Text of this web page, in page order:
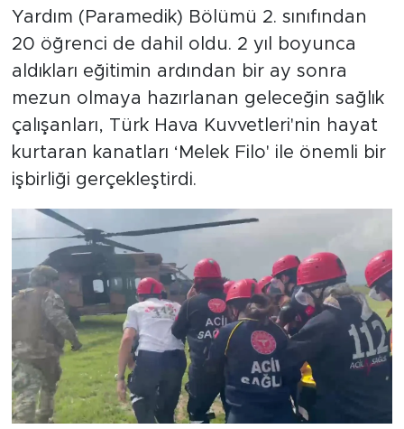
Yardım (Paramedik) Bölümü 2. sınıfından
20 öğrenci de dahil oldu. 2 yıl boyunca
aldıkları eğitimin ardından bir ay sonra
mezun olmaya hazırlanan geleceğin sağlık
çalışanları, Türk Hava Kuvvetleri'nin hayat
kurtaran kanatları ‘Melek Filo' ile önemli bir
işbirliği gerçekleştirdi.